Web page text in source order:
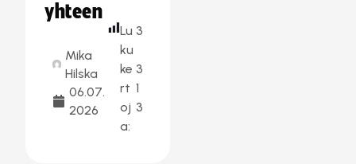
yhteen
Mika
Hilska
06.07.
2026
Lu
ku
ke
rt
oj
a:
3
3
1
3